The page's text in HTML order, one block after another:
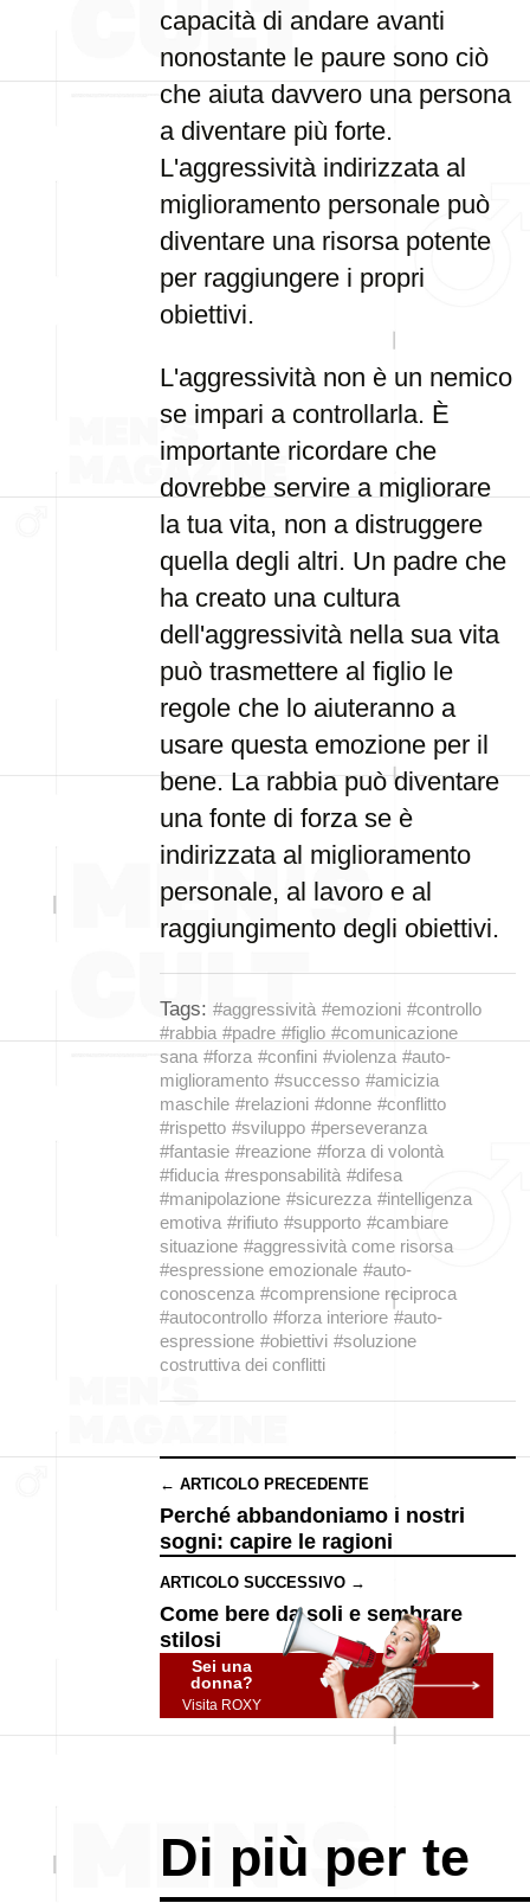
capacità di andare avanti
nonostante le paure sono ciò
che aiuta davvero una persona
a diventare più forte.
L'aggressività indirizzata al
miglioramento personale può
diventare una risorsa potente
per raggiungere i propri
obiettivi.
L'aggressività non è un nemico
se impari a controllarla. È
importante ricordare che
dovrebbe servire a migliorare
la tua vita, non a distruggere
quella degli altri. Un padre che
ha creato una cultura
dell'aggressività nella sua vita
può trasmettere al figlio le
regole che lo aiuteranno a
usare questa emozione per il
bene. La rabbia può diventare
una fonte di forza se è
indirizzata al miglioramento
personale, al lavoro e al
raggiungimento degli obiettivi.
Tags: #aggressività #emozioni #controllo
#rabbia #padre #figlio #comunicazione
sana #forza #confini #violenza #auto-
miglioramento #successo #amicizia
maschile #relazioni #donne #conflitto
#rispetto #sviluppo #perseveranza
#fantasie #reazione #forza di volontà
#fiducia #responsabilità #difesa
#manipolazione #sicurezza #intelligenza
emotiva #rifiuto #supporto #cambiare
situazione #aggressività come risorsa
#espressione emozionale #auto-
conoscenza #comprensione reciproca
#autocontrollo #forza interiore #auto-
espressione #obiettivi #soluzione
costruttiva dei conflitti
← ARTICOLO PRECEDENTE
Perché abbandoniamo i nostri
sogni: capire le ragioni
ARTICOLO SUCCESSIVO →
Come bere da soli e sembrare
stilosi
Sei una
donna?
Visita ROXY
Di più per te